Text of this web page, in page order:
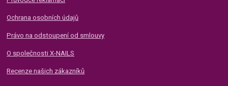
Ochrana osobních údajů
Právo na odstoupení od smlouvy
O společnosti X-NAILS
Recenze našich zákazníků